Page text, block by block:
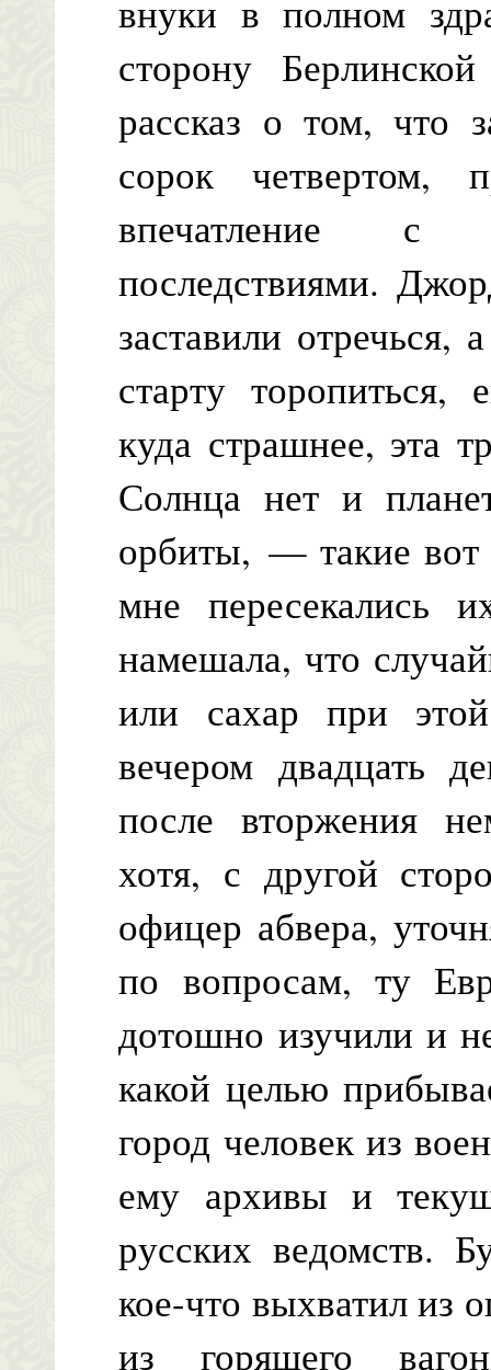
внуки в полном
сторону
рассказ о том, что
сорок четвертом,
впечатление с
последствиями.
заставили отречься,
старту торопиться,
куда страшнее, эта
Солнца нет и
орбиты, — такие вот
мне пересекались
намешала, что
или сахар при
вечером двадцать
после вторжения
хотя, с другой
офицер абвера,
по вопросам, ту
дотошно изучили и
какой целью
город человек из
ему архивы и
русских ведомств.
кое-что выхватил из
из горящего